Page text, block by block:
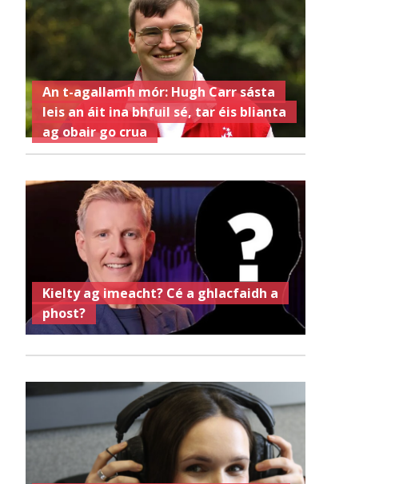
An t-agallamh mór: Hugh Carr sásta
leis an áit ina bhfuil sé, tar éis blianta
ag obair go crua
Kielty ag imeacht? Cé a ghlacfaidh a
phost?